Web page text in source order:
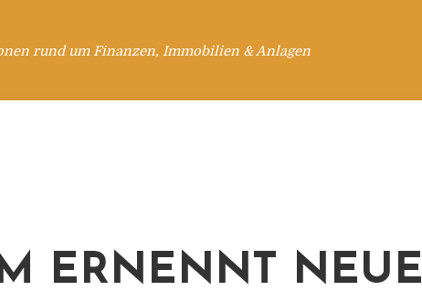
rund um Finanzen, Immobilien & Anlagen
ERNENNT NEUE